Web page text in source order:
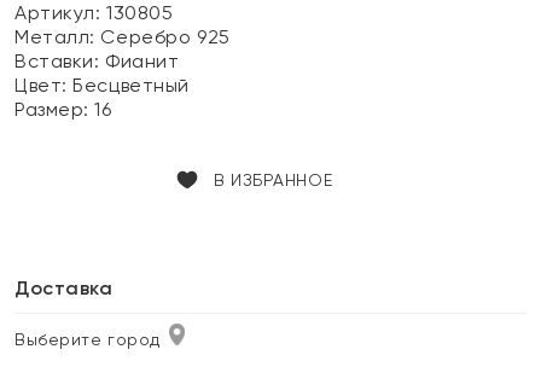
Артикул: 130805
Металл: Серебро 925
Вставки: Фианит
Цвет:Бесцветный
Размер:16
В ИЗБРАННОЕ
Доставка
Выберите город